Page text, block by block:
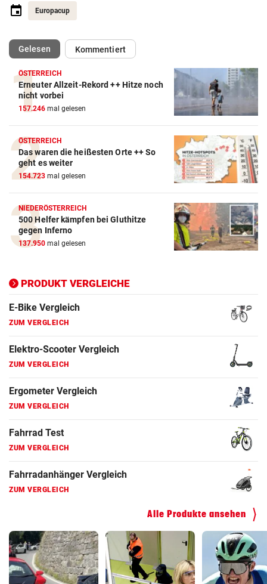
Europacup
Gelesen(ausgewählt)Kommentiert
ÖSTERREICH
Erneuter Allzeit-Rekord ++ Hitze noch
nicht vorbei
157.246 mal gelesen
ÖSTERREICH
Das waren die heißesten Orte ++ So
geht es weiter
154.723 mal gelesen
NIEDERÖSTERREICH
500 Helfer kämpfen bei Gluthitze
gegen Inferno
137.950 mal gelesen
PRODUKT VERGLEICHE
Action-Cam Vergleich
ZUM VERGLEICH
Crosstrainer Vergleich
ZUM VERGLEICH
E-Bike Vergleich
ZUM VERGLEICH
Elektro-Scooter Vergleich
ZUM VERGLEICH
ZUM VERGLEICH
Fahrrad Test
ZUM VERGLEICH
Fahrradanhänger Vergleich
ZUM VERGLEICH
Faszienrolle Vergleich
ZUM VERGLEICH
Hoverboard Vergleich
ZUM VERGLEICH
Kinderfahrrad Vergleich
ZUM VERGLEICH
Alle Produkte ansehen